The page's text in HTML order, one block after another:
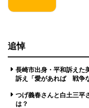
追悼
長崎市出身・平和訴え
訴え「愛があれば 戦争
つげ義春さんと白土三
は？